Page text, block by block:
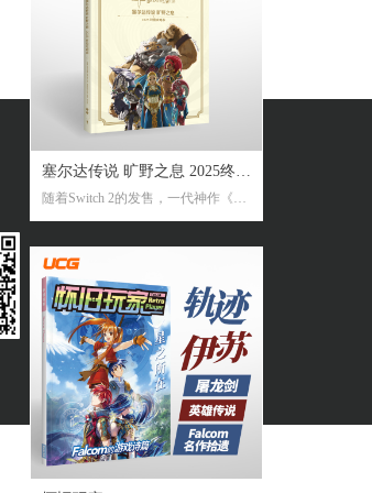
塞尔达传说 旷野之息 2025终极
攻略本
随着Switch 2的发售，一代神作《旷
野之息》推出了追加新要素新功能
受好评的完全攻略本基础上，增加
了16页全新内容，总页数达到了316
页。新增内容包括NS2版详解、ZEL
DA NOTES指南，以及新增的125个
塞尔达声之记忆的收集地图及其内
容！